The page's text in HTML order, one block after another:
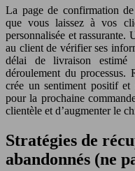
La page de confirmation
que vous laissez à vos
personnalisée et rassurante.
au client de vérifier ses
délai de livraison estimé
déroulement du processus.
crée un sentiment positif
pour la prochaine
clientèle et d’augmenter le
Stratégies de
abandonnés (ne